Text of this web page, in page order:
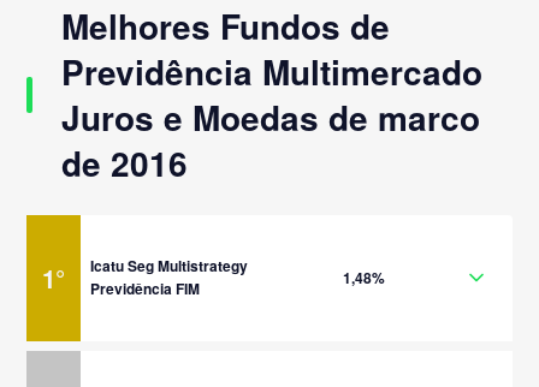
Melhores Fundos de
Previdência Multimercado
Juros e Moedas de marco
de 2016
1°
Icatu Seg Multistrategy
Previdência FIM
1,48%